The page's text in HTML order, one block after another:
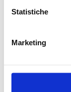
Statistiche
Marketing